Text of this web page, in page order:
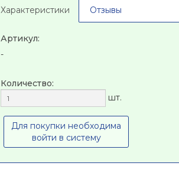
Характеристики Отзывы
Артикул:
-
Количество:
шт.
Для покупки необходима
войти в систему